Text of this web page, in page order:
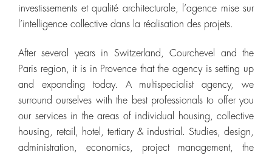
investissements et qualité architecturale, l’agence mise sur
l’intelligence collective dans la réalisation des projets.
After several years in Switzerland, Courchevel and the
Paris region, it is in Provence that the agency is setting up
and expanding today. A multispecialist agency, we
surround ourselves with the best professionals to offer you
our services in the areas of individual housing, collective
housing, retail, hotel, tertiary & industrial. Studies, design,
administration, economics, project management, the